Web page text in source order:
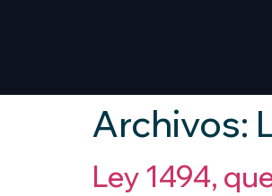
Archivos:
Ley 1494,